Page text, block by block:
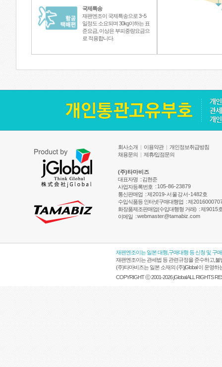
국제특송
재팬엔조이 국제특송으로 3~5
일정도 소요되며 30kg이하는 표
준요금, 이상은 부피중량요금으
로 적용합니다.
회사소개 | 이용약관 | 개인정보취급방침
채용문의 | 제휴/입점문의
(주)타마비즈
대표자명 : 김현준
사업자등록번호 : 105-86-23879
통신판매업 :제2019-서울강서-1482호
수입식품등 인터넷구매대행업 :제
화장품제조판매업(수입대행형 거래) :제9015
이메일 :webmaster@tamabiz.com
재팬엔조이는 일본 대행,구매대행 등 신청 및 구
재팬엔조이는 관세법 등 관련규정을 준수하고,
(주)타마비즈는 일본 소재의 (주)jGlobal 이 운영
COPYRIGHT ⓒ 2001-2026 jGlobal ALL RIGHTS